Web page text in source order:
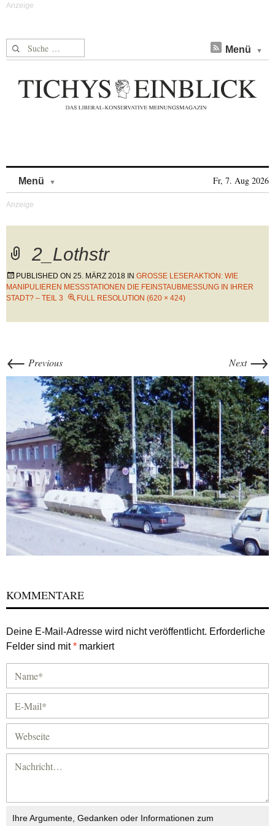
Suche nach: Menü
Menü Fr, 7. Aug 2026
2_Lothstr
PUBLISHED ON 25. MÄRZ 2018 IN GROSSE LESERAKTION: WIE M
ANIPULIEREN MESSSTATIONEN DIE FEINSTAUBMESSUNG IN IHRER S
TADT? – TEIL 3
FULL RESOLUTION (620 × 424)
← Previous Next →
KOMMENTARE
Deine E-Mail-Adresse wird nicht veröffentlicht. Erforderliche
Felder sind mit* markiert
Ihre Argumente, Gedanken oder Informationen zum